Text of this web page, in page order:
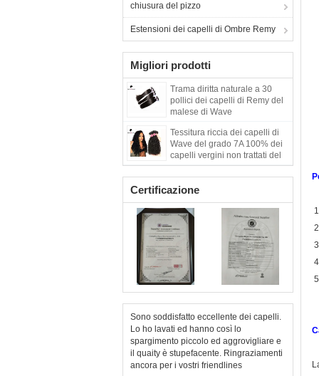
chiusura del pizzo
Estensioni dei capelli di Ombre Remy
Migliori prodotti
Trama diritta naturale a 30
pollici dei capelli di Remy del
malese di Wave
groviglio
Tessitura riccia dei capelli di
Wave del grado 7A 100% dei
capelli vergini non trattati del
malese
Certificazione
Sono soddisfatto eccellente dei capelli.
Lo ho lavati ed hanno così lo
spargimento piccolo ed aggrovigliare e
il quaity è stupefacente. Ringraziamenti
ancora per i vostri friendlines